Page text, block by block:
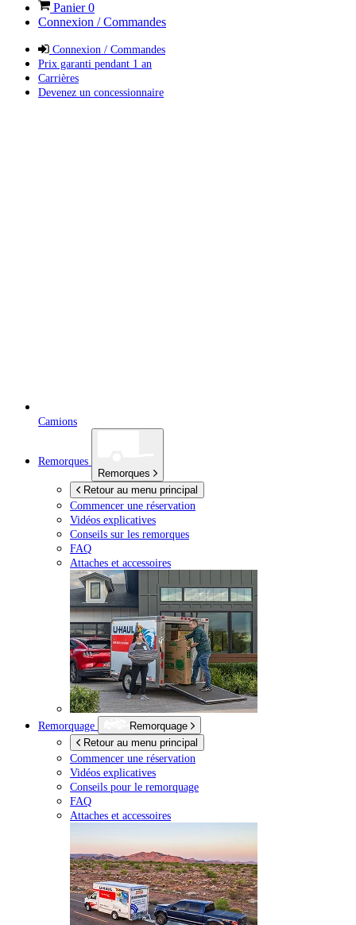
Panier0
Connexion / Commandes
Connexion / Commandes
Prix garanti pendant 1 an
Carrières
Devenez un concessionnaire
Camions
Remorques
Remorques
Retour au menu principal
Commencer une réservation
Vidéos explicatives
Conseils sur les remorques
FAQ
Attaches et accessoires
Remorquage
Remorquage
Retour au menu principal
Commencer une réservation
Vidéos explicatives
Conseils pour le remorquage
FAQ
Attaches et accessoires